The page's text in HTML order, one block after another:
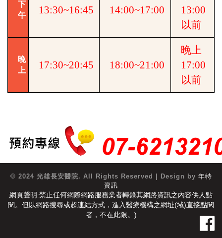
下
午
13:30~16:45 14:00~17:00
13:00
以前
晚
上
17:30~20:45 18:00~21:00
晚上
17:00
以前
© 2024 光雄長安醫院. All Rights Reserved | Design by 年特
資訊
網頁聲明:禁止任何網際網路服務業者轉錄其網路資訊之內容供人點
閱。但以網路搜尋或超連結方式，進入醫療機構之網址(域)直接點閱
者，不在此限。)